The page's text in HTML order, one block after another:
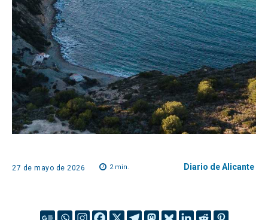
27 de mayo de 2026 2min. Diario de Alicante